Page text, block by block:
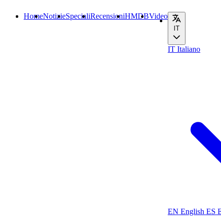
HomeNotizieSpecialiRecensioniHMDBVideo
IT
IT Italiano
EN English ES